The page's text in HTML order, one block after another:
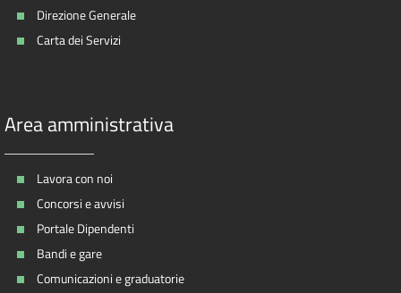
Direzione Generale
Carta dei Servizi
Area amministrativa
Lavora con noi
Concorsi e avvisi
Portale Dipendenti
Bandi e gare
Comunicazioni e graduatorie